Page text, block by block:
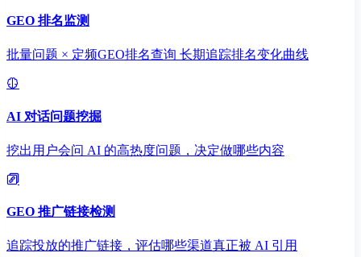
GEO 排名监测
批量问题 × 定频GEO排名查询 长期追踪排名变化曲线
AI 对话问题挖掘
挖出用户会问 AI 的高热度问题，决定做哪些内容
GEO 推广链接检测
追踪投放的推广链接，评估哪些渠道真正被 AI 引用